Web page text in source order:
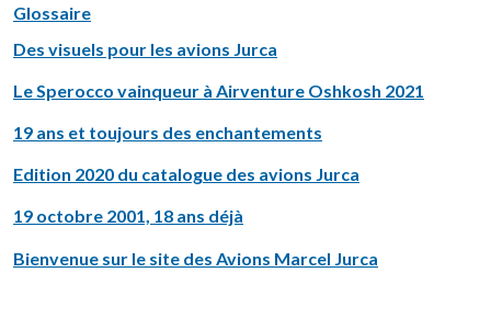
Glossaire
Des visuels pour les avions Jurca
Le Sperocco vainqueur à Airventure Oshkosh 2021
19 ans et toujours des enchantements
Edition 2020 du catalogue des avions Jurca
19 octobre 2001, 18 ans déjà
Bienvenue sur le site des Avions Marcel Jurca